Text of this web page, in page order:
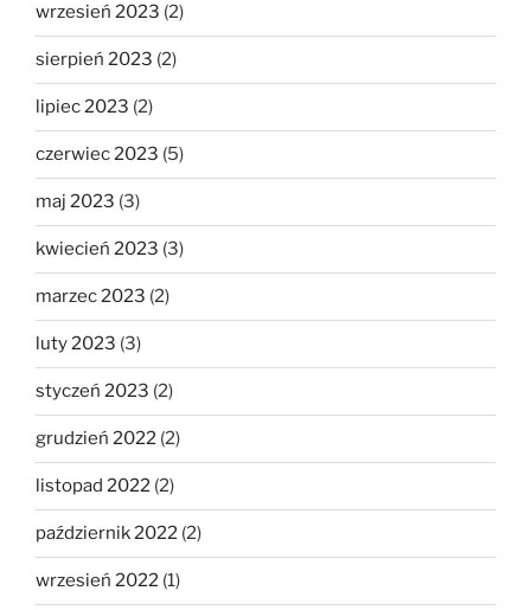
wrzesień 2023 (2)
sierpień 2023 (2)
lipiec 2023 (2)
czerwiec 2023 (5)
maj 2023 (3)
kwiecień 2023 (3)
marzec 2023 (2)
luty 2023 (3)
styczeń 2023 (2)
grudzień 2022 (2)
listopad 2022 (2)
październik 2022 (2)
wrzesień 2022 (1)